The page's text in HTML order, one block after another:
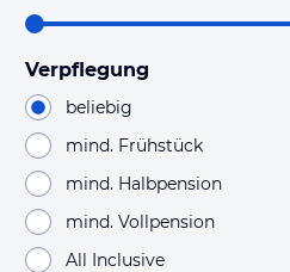
Verpflegung
beliebig
mind. Frühstück
mind. Halbpension
mind. Vollpension
All Inclusive